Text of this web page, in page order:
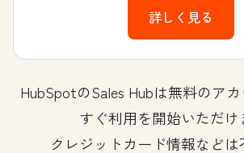
詳しく見る
HubSpotのSales Hubは無料のア
すぐ利用を開始いただけ
クレジットカード情報などは